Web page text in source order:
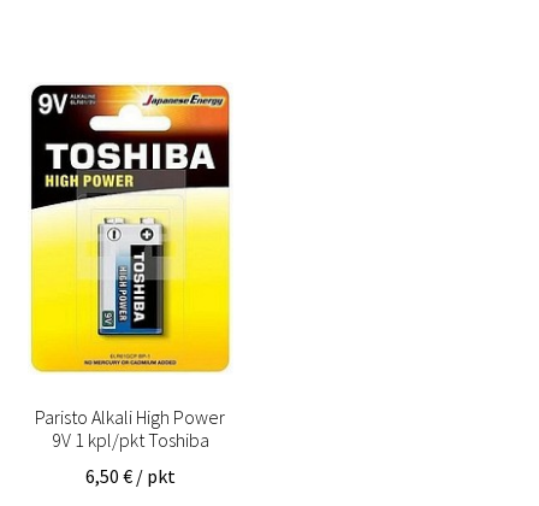
Paristo Alkali High Power
9V 1 kpl/pkt Toshiba
6,50 € / pkt